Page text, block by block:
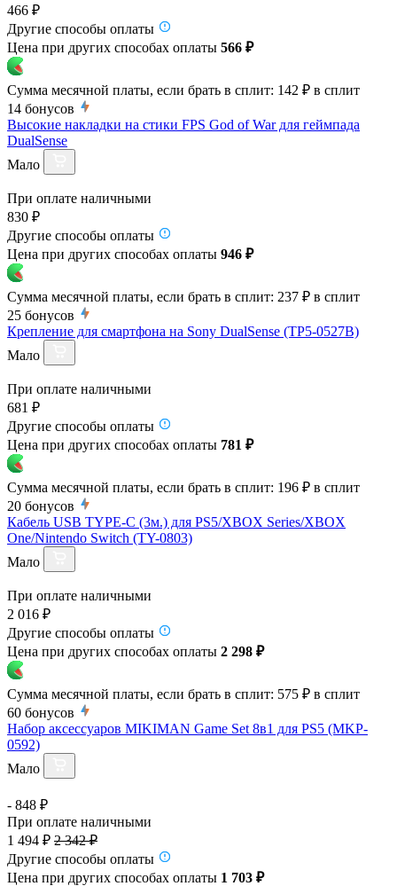
466 ₽
Другие способы оплаты
Цена при других способах оплаты 566 ₽
Сумма месячной платы, если брать в сплит: 142 ₽ в сплит
14 бонусов
Высокие накладки на стики FPS God of War для геймпада
DualSense
Мало
При оплате наличными
830 ₽
Другие способы оплаты
Цена при других способах оплаты 946 ₽
Сумма месячной платы, если брать в сплит: 237 ₽ в сплит
25 бонусов
Крепление для смартфона на Sony DualSense (TP5-0527B)
Мало
При оплате наличными
681 ₽
Другие способы оплаты
Цена при других способах оплаты 781 ₽
Сумма месячной платы, если брать в сплит: 196 ₽ в сплит
20 бонусов
Кабель USB TYPE-C (3м.) для PS5/XBOX Series/XBOX
One/Nintendo Switch (TY-0803)
Мало
При оплате наличными
2 016 ₽
Другие способы оплаты
Цена при других способах оплаты 2 298 ₽
Сумма месячной платы, если брать в сплит: 575 ₽ в сплит
60 бонусов
Набор аксессуаров MIKIMAN Game Set 8в1 для PS5 (MKP-
0592)
Мало
- 848 ₽
При оплате наличными
1 494 ₽ 2 342 ₽
Другие способы оплаты
Цена при других способах оплаты 1 703 ₽